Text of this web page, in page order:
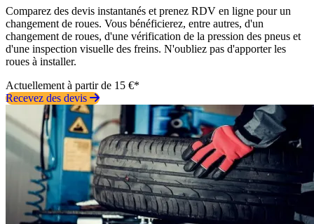
Comparez des devis instantanés et prenez RDV en ligne pour un
changement de roues. Vous bénéficierez, entre autres, d'un
changement de roues, d'une vérification de la pression des pneus et
d'une inspection visuelle des freins. N'oubliez pas d'apporter les
roues à installer.
Actuellement à partir de 15 €*
Recevez des devis